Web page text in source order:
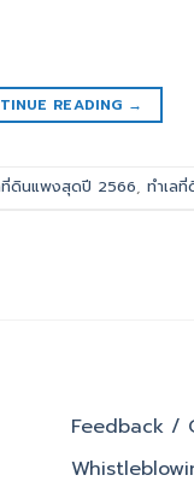
READING →
ที่ดินแพงสุดปี 2566, ทำเล
Feedback /